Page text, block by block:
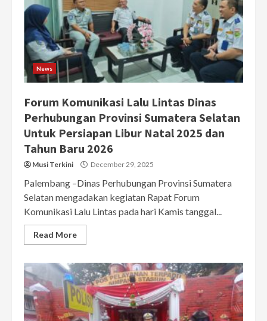
News
Forum Komunikasi Lalu Lintas Dinas
Perhubungan Provinsi Sumatera Selatan
Untuk Persiapan Libur Natal 2025 dan
Tahun Baru 2026
Musi Terkini December 29, 2025
Palembang –Dinas Perhubungan Provinsi Sumatera
Selatan mengadakan kegiatan Rapat Forum
Komunikasi Lalu Lintas pada hari Kamis tanggal...
Read More